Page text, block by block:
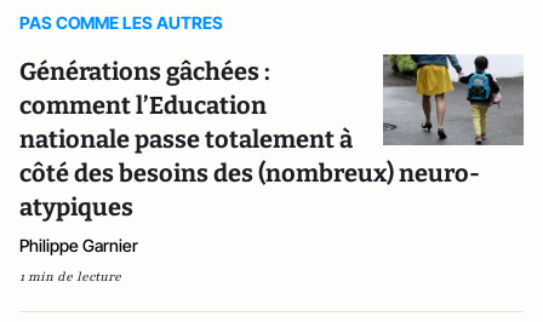
PAS COMME LES AUTRES
Générations gâchées :
comment l’Education
nationale passe totalement à
côté des besoins des (nombreux) neuro-
atypiques
Philippe Garnier
1 min de lecture